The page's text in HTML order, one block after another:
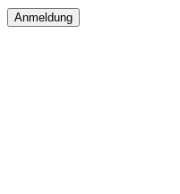
Anmeldung